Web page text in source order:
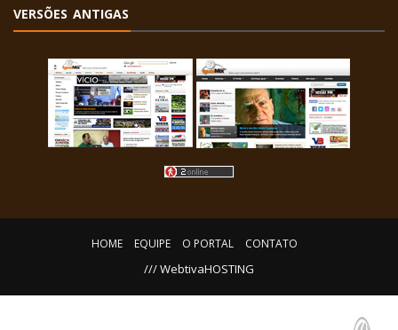
VERSÕES ANTIGAS
HOME EQUIPE O PORTAL CONTATO
/// WebtivaHOSTING